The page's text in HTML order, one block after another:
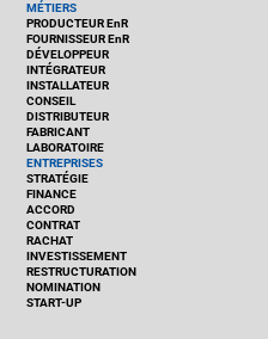
MÉTIERS
PRODUCTEUR EnR
FOURNISSEUR EnR
DÉVELOPPEUR
INTÉGRATEUR
INSTALLATEUR
CONSEIL
DISTRIBUTEUR
FABRICANT
LABORATOIRE
ENTREPRISES
STRATÉGIE
FINANCE
ACCORD
CONTRAT
RACHAT
INVESTISSEMENT
RESTRUCTURATION
NOMINATION
START-UP